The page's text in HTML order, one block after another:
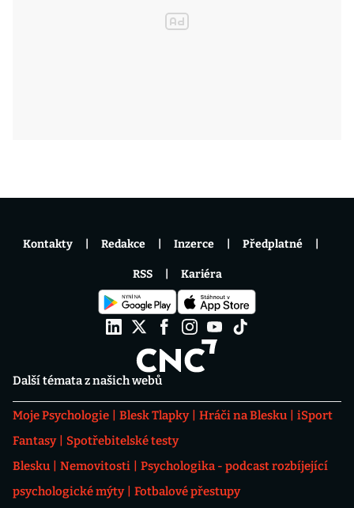
Další témata z našich webů
Moje Psychologie Blesk Tlapky Hráči na Blesku
iSport
Fantasy
Spotřebitelské testy
Blesku
Nemovitosti
Psychologika - podcast rozbíjející
psychologické mýty
Fotbalové přestupy
Kontakty Redakce Inzerce Předplatné
RSS Kariéra